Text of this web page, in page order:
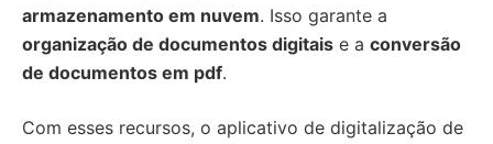
armazenamento em nuvem. Isso garante a
organização de documentos digitais e a conversão
de documentos em pdf.
Com esses recursos, o aplicativo de digitalização de